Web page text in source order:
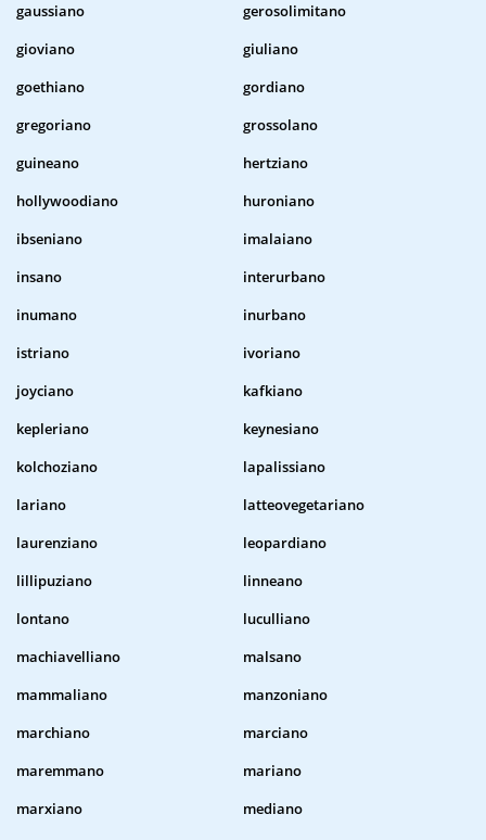
gaussiano
gerosolimitano
gioviano
giuliano
goethiano
gordiano
gregoriano
grossolano
guineano
hertziano
hollywoodiano
huroniano
ibseniano
imalaiano
insano
interurbano
inumano
inurbano
istriano
ivoriano
joyciano
kafkiano
kepleriano
keynesiano
kolchoziano
lapalissiano
lariano
latteovegetariano
laurenziano
leopardiano
lillipuziano
linneano
lontano
luculliano
machiavelliano
malsano
mammaliano
manzoniano
marchiano
marciano
maremmano
mariano
marxiano
mediano